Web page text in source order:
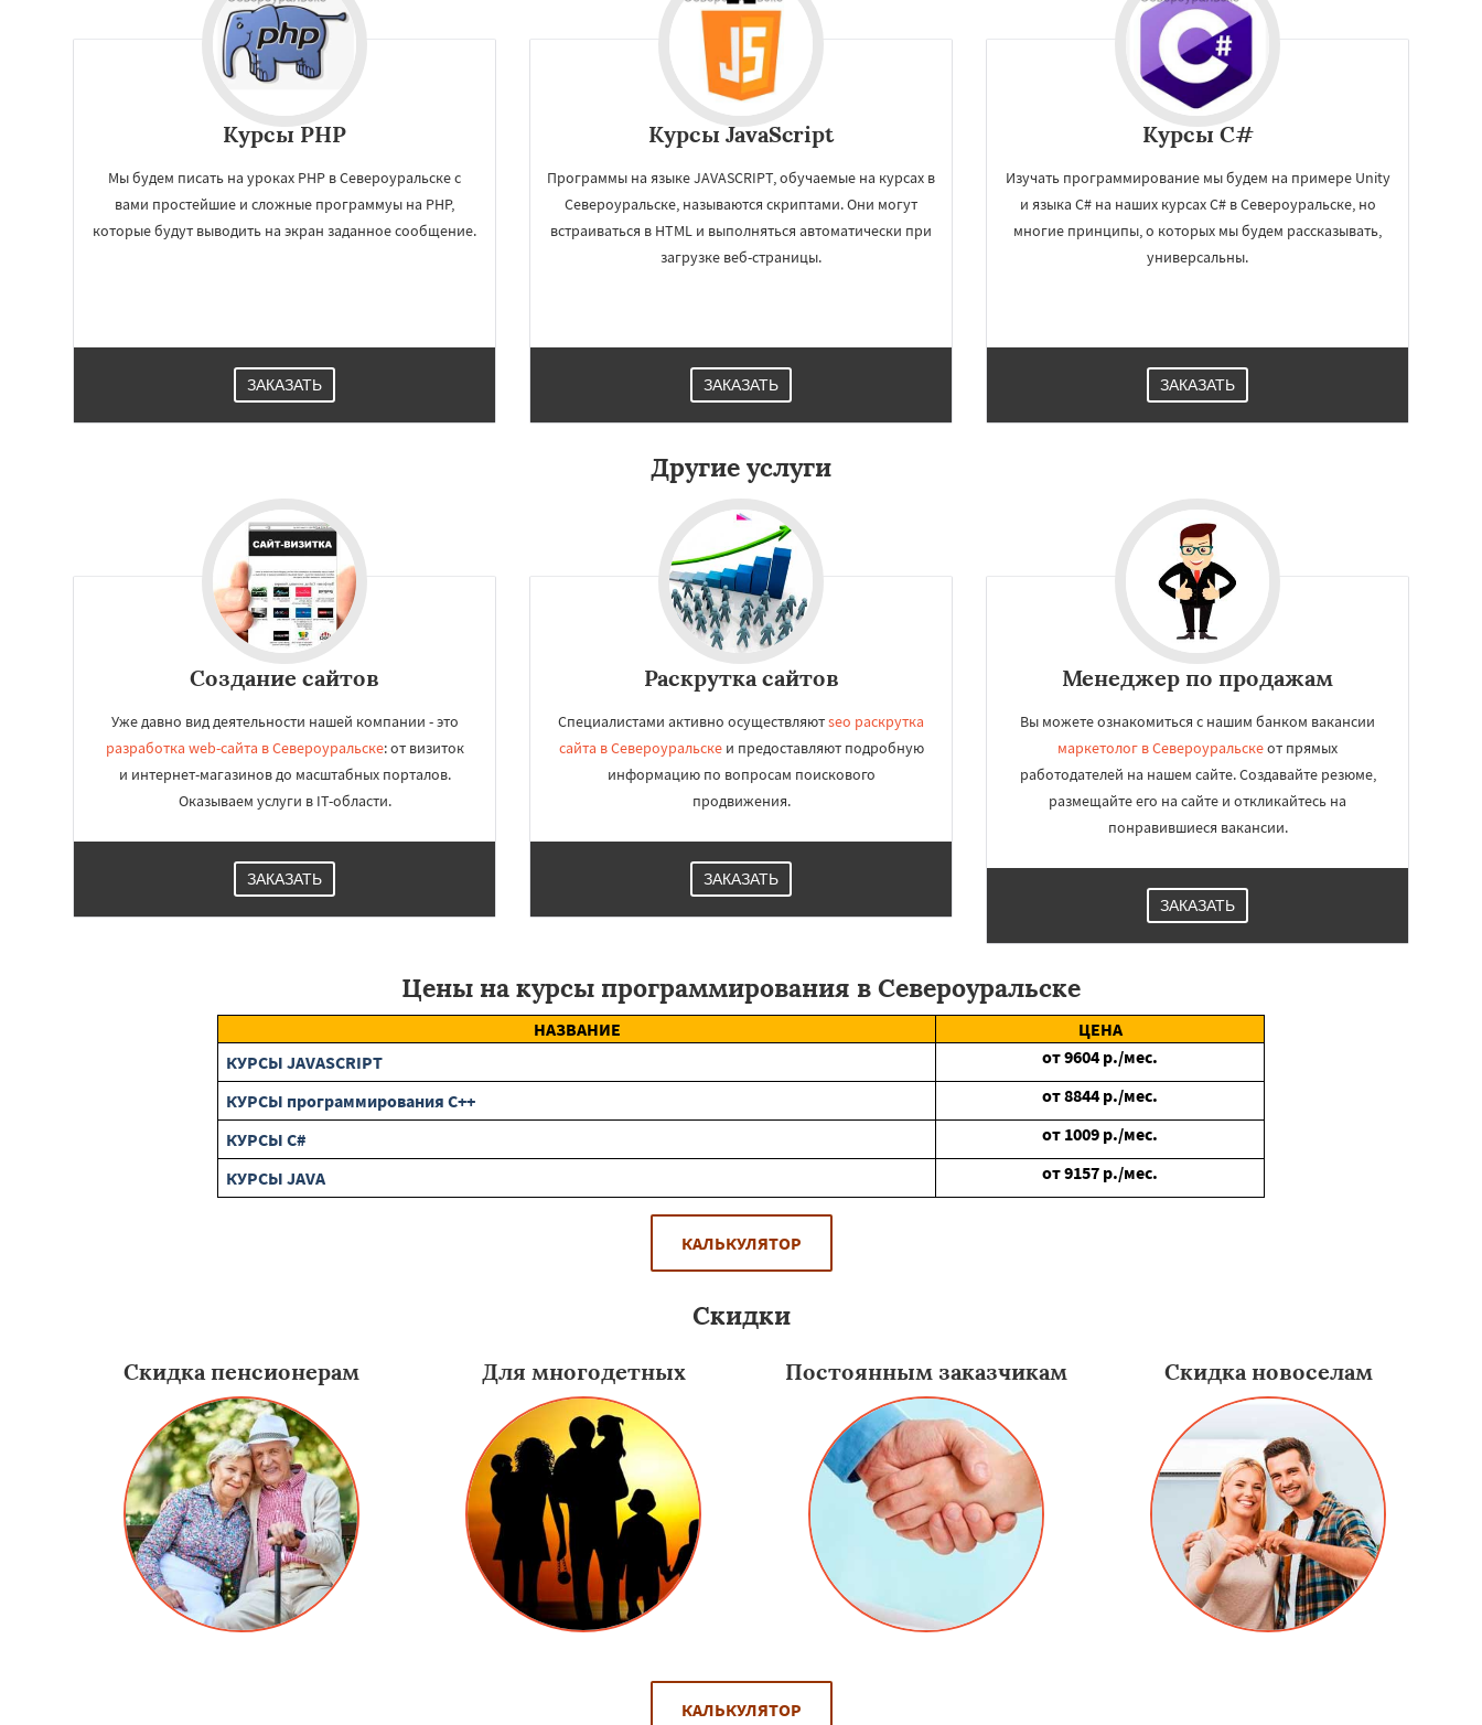
Курсы PHP
Мы будем писать на уроках PHP в Североуральске с
вами простейшие и сложные программуы на PHP,
которые будут выводить на экран заданное сообщение.
ЗАКАЗАТЬ
Курсы JavaScript
Программы на языке JAVASCRIPT, обучаемые на курсах в
Североуральске, называются скриптами. Они могут
встраиваться в HTML и выполняться автоматически при
загрузке веб-страницы.
ЗАКАЗАТЬ
Курсы C#
Изучать программирование мы будем на примере Unity
и языка C# на наших курсах C# в Североуральске, но
многие принципы, о которых мы будем рассказывать,
универсальны.
ЗАКАЗАТЬ
Другие услуги
Создание сайтов
Уже давно вид деятельности нашей компании - это
разработка web-сайта в Североуральске: от визиток
и интернет-магазинов до масштабных порталов.
Оказываем услуги в IT-области.
ЗАКАЗАТЬ
Раскрутка сайтов
Специалистами активно осуществляютseo раскрутка
сайта в Североуральскеи предоставляют подробную
информацию по вопросам поискового
продвижения.
ЗАКАЗАТЬ
Менеджер по продажам
Вы можете ознакомиться с нашим банком вакансии
маркетолог в Североуральскеот прямых
работодателей на нашем сайте. Создавайте резюме,
размещайте его на сайте и откликайтесь на
понравившиеся вакансии.
ЗАКАЗАТЬ
Цены на курсы программирования в Североуральске
НАЗВАНИЕ
ЦЕНА
КУРСЫ JAVASCRIPT
от9604 р./мес.
КУРСЫ программирования C++
от8844 р./мес.
КУРСЫ C#
от 1009 р./мес.
КУРСЫ JAVA
от9157 р./мес.
КАЛЬКУЛЯТОР
Скидки
Скидка пенсионерам Для многодетных Постоянным заказчикам Скидка новоселам
КАЛЬКУЛЯТОР